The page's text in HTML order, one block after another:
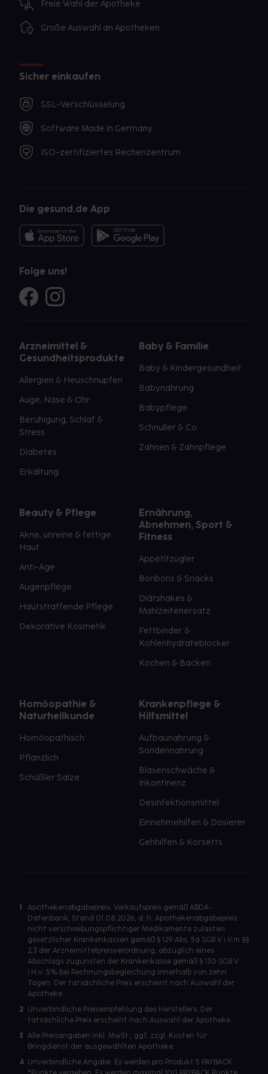
Freie Wahl der Apotheke
Große Auswahl an Apotheken
Sicher einkaufen
SSL-Verschlüsselung
Software Made in Germany
ISO-zertifiziertes Rechenzentrum
Die gesund.de App
Folge uns!
Arzneimittel &
Gesundheitsprodukte
Allergien & Heuschnupfen
Auge, Nase & Ohr
Beruhigung, Schlaf &
Stress
Diabetes
Erkältung
Baby & Familie
Baby & Kindergesundheit
Babynahrung
Babypflege
Schnuller & Co.
Zahnen & Zahnpflege
Beauty & Pflege
Akne, unreine & fettige
Haut
Anti-Age
Augenpflege
Hautstraffende Pflege
Dekorative Kosmetik
Ernährung,
Abnehmen, Sport &
Fitness
Appetitzügler
Bonbons & Snacks
Diätshakes &
Mahlzeitenersatz
Fettbinder &
Kohlenhydrateblocker
Kochen & Backen
Homöopathie &
Naturheilkunde
Homöopathisch
Pflanzlich
Schüßler Salze
Krankenpflege &
Hilfsmittel
Aufbaunahrung &
Sondennahrung
Blasenschwäche &
Inkontinenz
Desinfektionsmittel
Einnehmehilfen & Dosierer
Gehhilfen & Korsetts
1
Apothekenabgabepreis: Verkaufspreis gemäß ABDA-
Datenbank, Stand 01.08.2026, d. h. Apothekenabgabepreis
nicht verschreibungspflichtiger Medikamente zulasten
gesetzlicher Krankenkassen gemäß § 129 Abs. 5a SGB V i.V.m §§
2,3 der Arzneimittelpreisverordnung, abzüglich eines
Abschlags zugunsten der Krankenkasse gemäß § 130 SGB V
i.H.v. 5% bei Rechnungsbegleichung innerhalb von zehn
Tagen. Der tatsächliche Preis erscheint nach Auswahl der
Apotheke.
2 Unverbindliche Preisempfehlung des Herstellers. Der
tatsächliche Preis erscheint nach Auswahl der Apotheke.
3 Alle Preisangaben inkl. MwSt., ggf. zzgl. Kosten für
Bringdienst der ausgewählten Apotheke.
4 Unverbindliche Angabe. Es werden pro Produkt 5 PAYBACK